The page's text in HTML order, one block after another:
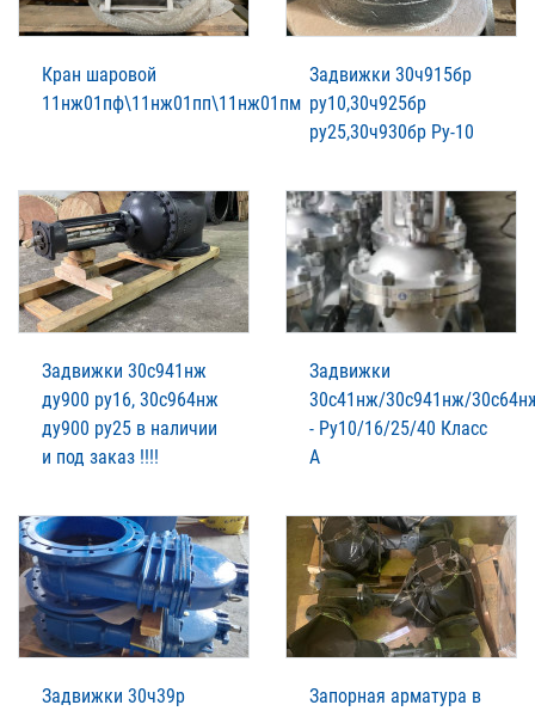
Кран шаровой
11нж01пф\11нж01пп\11нж01пм
Задвижки 30ч915бр
ру10,30ч925бр
ру25,30ч930бр Ру-10
Задвижки 30с941нж
ду900 ру16, 30с964нж
ду900 ру25 в наличии
и под заказ !!!!
Задвижки
30с41нж/30с941нж/
- Ру10/16/25/40 Класс
А
Задвижки 30ч39р
Запорная арматура в